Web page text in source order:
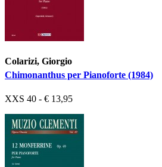
Colarizi, Giorgio
Chimonanthus per Pianoforte (1984)
XXS 40 - € 13,95